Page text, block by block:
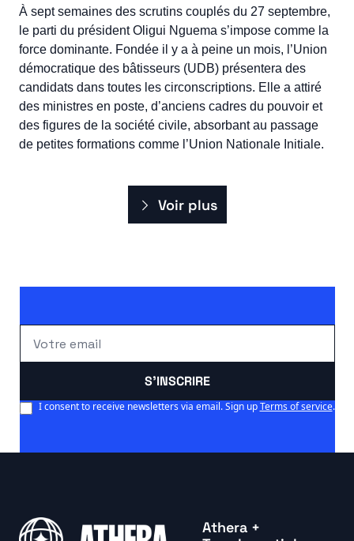
À sept semaines des scrutins couplés du 27 septembre,
le parti du président Oligui Nguema s’impose comme la
force dominante. Fondée il y a à peine un mois, l’Union
démocratique des bâtisseurs (UDB) présentera des
candidats dans toutes les circonscriptions. Elle a attiré
des ministres en poste, d’anciens cadres du pouvoir et
des figures de la société civile, absorbant au passage
de petites formations comme l’Union Nationale Initiale.
Voir plus
S'INSCRIRE
I consent to receive newsletters via email. Sign up Terms of service.
Athera +